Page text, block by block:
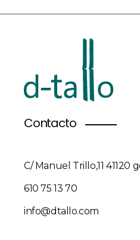
Contacto
C/ Manuel Trillo,11 41120
610 75 13 70
info@dtallo.com